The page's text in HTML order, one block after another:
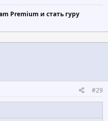
Premium и стать гуру
#29